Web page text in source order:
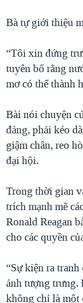
Bà tự giới thiệu
“Tôi xin đứng
tuyên bố rằng
mơ có thể thành
Bài nói chuyện
đảng, phải kéo
giậm chân, reo
đại hội.
Trong thời gian
trích mạnh mẽ
Ronald Reagan
cho các quyền
“Sự kiện ra
ảnh tượng
không chỉ là